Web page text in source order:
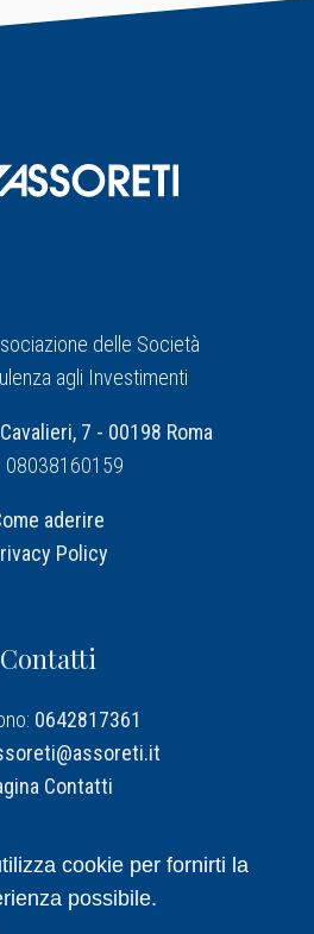
cookie per fornirti la
possibile.
delle Società
agli Investimenti
7 - 00198 Roma
08038160159
aderire
Policy
Contatti
0642817361
Contatti